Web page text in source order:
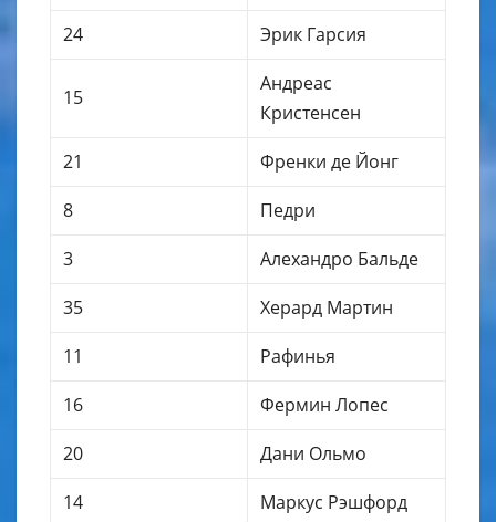
24
Эрик Гарсия
15
Андреас
Кристенсен
21
Френки де Йонг
8
Педри
3
Алехандро Бальде
35
Херард Мартин
11
Рафинья
16
Фермин Лопес
20
Дани Ольмо
14
Маркус Рэшфорд